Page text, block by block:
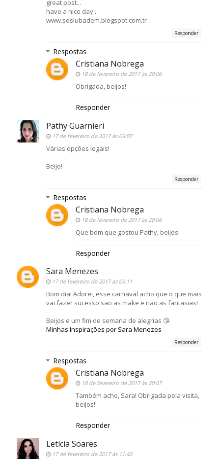
great post...
have a nice day...
www.soslubadem.blogspot.com.tr
Responder
Respostas
Cristiana Nobrega
18 de fevereiro de 2017 às 20:06
Obrigada, beijos!
Responder
Pathy Guarnieri
17 de fevereiro de 2017 às 09:07
Várias opções legais!
Beijo!
Responder
Respostas
Cristiana Nobrega
18 de fevereiro de 2017 às 20:06
Que bom que gostou Pathy, beijos!
Responder
Sara Menezes
17 de fevereiro de 2017 às 09:11
Bom dia! Adorei, esse carnaval acho que o que mais
vai fazer sucesso são as make e não as fantasias!
Beijos e um fim de semana de alegrias 😘
Minhas Inspirações por Sara Menezes
Responder
Respostas
Cristiana Nobrega
18 de fevereiro de 2017 às 20:07
Também acho, Sara! Obrigada pela visita,
beijos!
Responder
Letícia Soares
17 de fevereiro de 2017 às 11:42